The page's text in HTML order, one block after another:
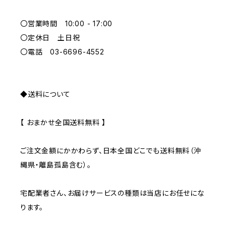
GRAY
〇営業時間 10:00 - 17:00
〇定休日 土日祝
〇電話 03-6696-4552
◆送料について
【 おまかせ全国送料無料 】
ご注文金額にかかわらず、日本全国どこでも送料無料（沖
縄県・離島孤島含む）。
宅配業者さん、お届けサービスの種類は当店にお任せにな
ります。